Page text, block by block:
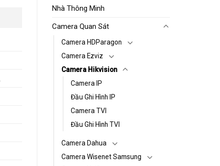
Nhà Thông Minh
Camera Quan Sát
Camera HDParagon
Camera Ezviz
Camera Hikvision
Camera IP
Đầu Ghi Hình IP
Camera TVI
Đầu Ghi Hình TVI
Camera Dahua
Camera Wisenet Samsung